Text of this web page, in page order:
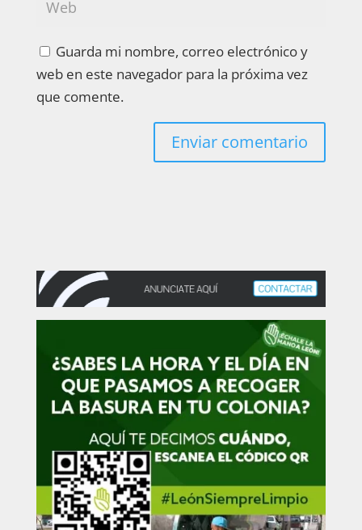
Guarda mi nombre, correo electrónico y
web en este navegador para la próxima vez
que comente.